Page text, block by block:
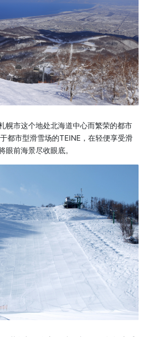
幌市这个地处北海道中心而繁荣的都市
都市型滑雪场的TEINE，在轻便享受滑
眼前海景尽收眼底。